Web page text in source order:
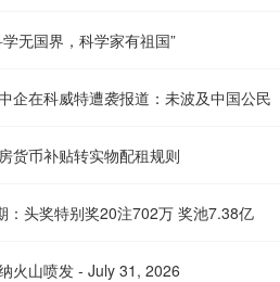
无国界，科学家有祖国”
企在科威特遭袭报道：未波及中国公民
货币补贴转实物配租规则
：头奖特别奖20注702万 奖池7.38亿
火山喷发 - July 31, 2026